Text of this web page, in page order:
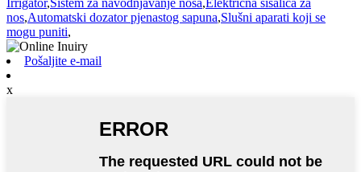
Irrigator,Sistem za navodnjavanje nosa,Električna sisalica za
nos,Automatski dozator pjenastog sapuna,Slušni aparati koji se
mogu puniti,
Pošaljite e-mail
x